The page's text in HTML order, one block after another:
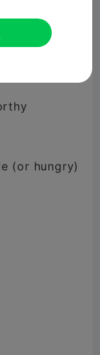
(or hungry)